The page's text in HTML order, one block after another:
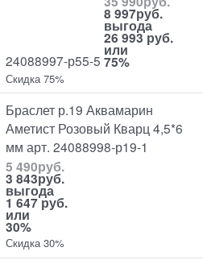
24088997-р55-5
8 997руб.
выгода
26 993 руб.
или
75%
Скидка 75%
Браслет р.19 Аквамарин
Аметист Розовый Кварц 4,5*6
мм арт. 24088998-р19-1
5 490руб.
3 843руб.
выгода
1 647 руб.
или
30%
Скидка 30%